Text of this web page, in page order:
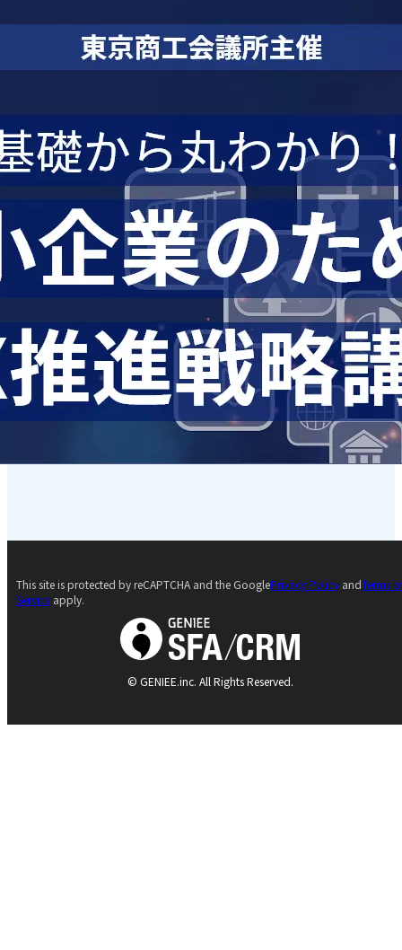
© GENIEE.inc. All Rights Reserved.
This site is protected by reCAPTCHA and the GooglePrivacy Policy andTerms
Service apply.